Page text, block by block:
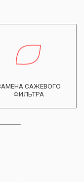
САЖЕВОГО
ФИЛЬТРА